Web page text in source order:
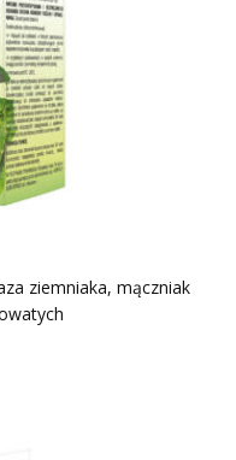
ziemniaka, mączniak